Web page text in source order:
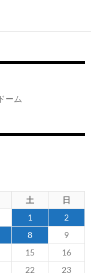
ーム
土
日
1
2
8
9
15
16
22 23